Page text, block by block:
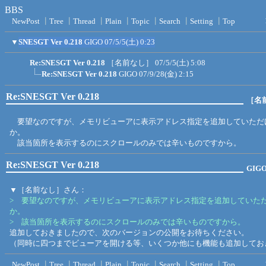
BBS
NewPost Tree Thread Plain Topic Search Setting Top
▼ SNESGT Ver 0.218 GIGO 07/5/5(土) 0:23
Re:SNESGT Ver 0.218 ［名前なし］
07/5/5(土) 5:08
Re:SNESGT Ver 0.218 GIGO 07/9/28(金) 2:15
Re:SNESGT Ver 0.218 ［
要望なのですが、メモリビューアに表示アドレス指定を追加していた
か。
該当箇所を表示するのにスクロールのみでは辛いものですから。
Re:SNESGT Ver 0.218
▼［名前なし］さん：
> 要望なのですが、メモリビューアに表示アドレス指定を追加していた
か。
> 該当箇所を表示するのにスクロールのみでは辛いものですから。
追加しておきましたので、次のバージョンの公開をお待ちください。
（同時に四つまでビューアを開ける等、いくつか他にも機能も追加して